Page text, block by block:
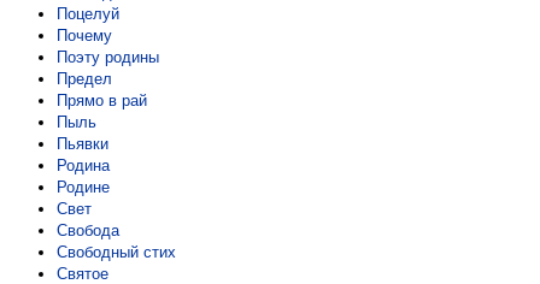
Поцелуй
Почему
Поэту родины
Предел
Прямо в рай
Пыль
Пьявки
Родина
Родине
Свет
Свобода
Свободный стих
Святое